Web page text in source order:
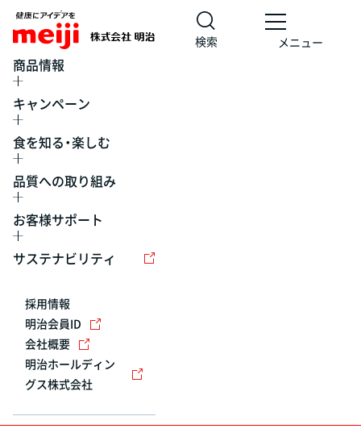
検索 メニュー
商品情報
キャンペーン
食を知る・楽しむ
品質への取り組み
お客様サポート
サステナビリティ
採用情報
明治会員ID
会社概要
明治ホールディン
グス株式会社